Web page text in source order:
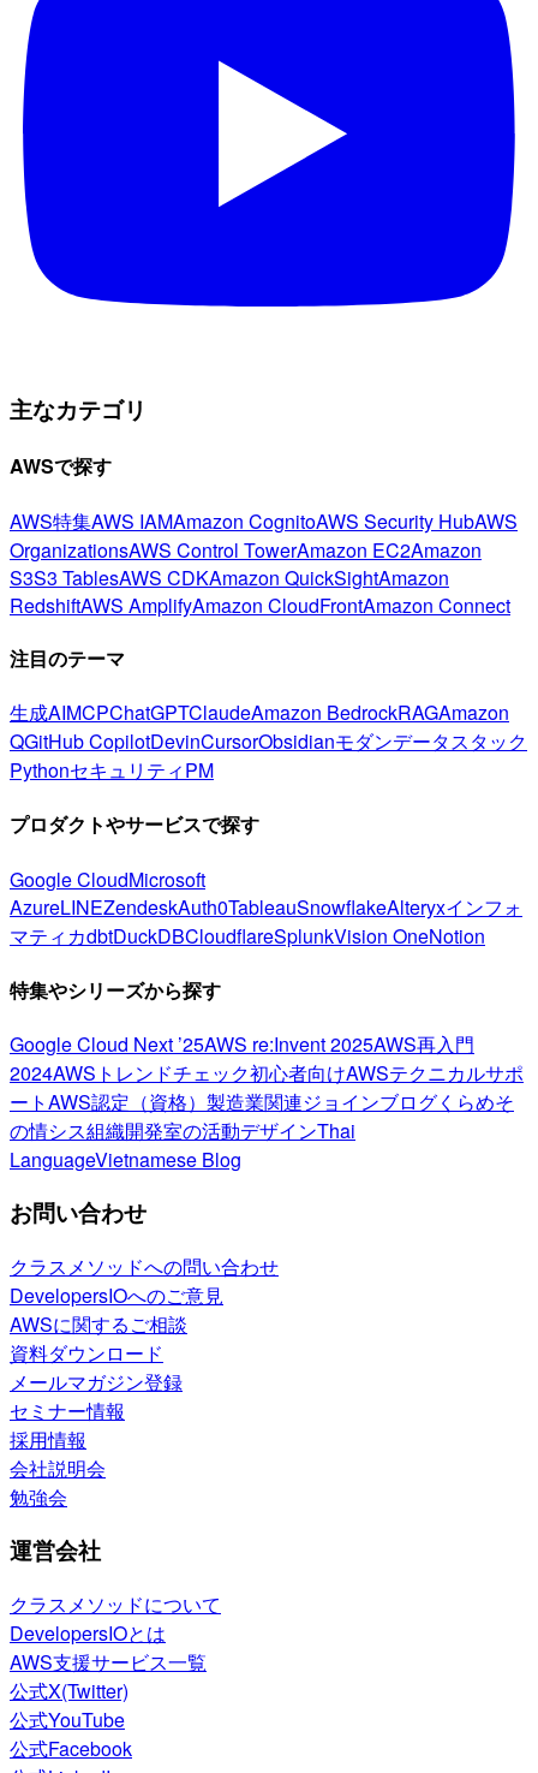
主なカテゴリ
AWSで探す
AWS特集AWS IAMAmazon CognitoAWS Security HubAWS
OrganizationsAWS Control TowerAmazon EC2Amazon
S3S3 TablesAWS CDKAmazon QuickSightAmazon
RedshiftAWS AmplifyAmazon CloudFrontAmazon Connect
注目のテーマ
生成AIMCPChatGPTClaudeAmazon BedrockRAGAmazon
QGitHub CopilotDevinCursorObsidianモダンデータスタック
PythonセキュリティPM
プロダクトやサービスで探す
Google CloudMicrosoft
AzureLINEZendeskAuth0TableauSnowflakeAlteryxインフォ
マティカdbtDuckDBCloudflareSplunkVision OneNotion
特集やシリーズから探す
Google Cloud Next ’25AWS re:Invent 2025AWS再入門
2024AWSトレンドチェック初心者向けAWSテクニカルサポ
ートAWS認定（資格） 製造業関連ジョインブログくらめそ
の情シス組織開発室の活動デザインThai
LanguageVietnamese Blog
お問い合わせ
クラスメソッドへの問い合わせ
DevelopersIOへのご意見
AWSに関するご相談
資料ダウンロード
メールマガジン登録
セミナー情報
採用情報
会社説明会
勉強会
運営会社
クラスメソッドについて
DevelopersIOとは
AWS支援サービス一覧
公式X(Twitter)
公式YouTube
公式Facebook